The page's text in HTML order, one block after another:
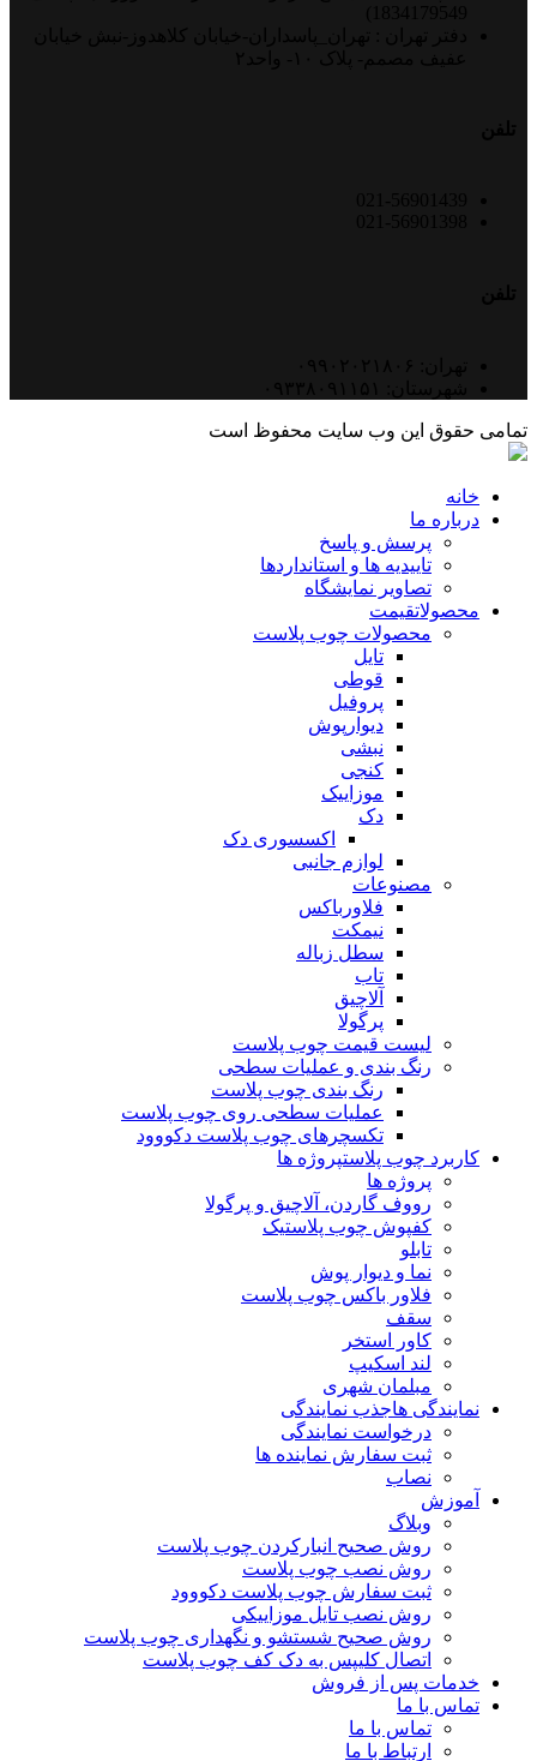
تمامی حقوق این وب سایت محفوظ است
خانه
درباره ما
پرسش و پاسخ
تاییدیه ها و استانداردها
تصاویر نمایشگاه
محصولاتقیمت
محصولات چوب پلاست
تایل
قوطی
پروفیل
دیوارپوش
نبشی
کنجی
موزاییک
دک
اکسسوری دک
لوازم جانبی
مصنوعات
فلاورباکس
نیمکت
سطل زباله
تاب
آلاچیق
پرگولا
لیست قیمت چوب پلاست
رنگ بندی و عملیات سطحی
رنگ بندی چوب پلاست
عملیات سطحی روی چوب پلاست
تکسچرهای چوب پلاست دکووود
کاربرد چوب پلاستپروژه ها
پروژه ها
رووف گاردن، آلاچیق و پرگولا
کفپوش چوب پلاستیک
تابلو
نما و دیوار پوش
فلاور باکس چوب پلاست
سقف
کاور استخر
لند اسکیپ
مبلمان شهری
نمایندگی هاجذب نمایندگی
درخواست نمایندگی
ثبت سفارش نماینده ها
نصاب
آموزش
وبلاگ
روش صحیح انبارکردن چوب پلاست
روش نصب چوب پلاست
ثبت سفارش چوب پلاست دکووود
روش نصب تایل موزاییکی
روش صحیح شستشو و نگهداری چوب پلاست
اتصال کلیپس به دک کف چوب پلاست
خدمات پس از فروش
تماس با ما
تماس با ما
ارتباط با ما